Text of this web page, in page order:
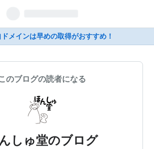
メインは早めの取得がおすすめ！
のブログの読者になる
しゅ堂のブログ